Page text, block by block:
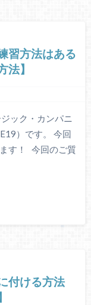
習方法はある
】
ック・カンパニ
）です。 今回
す！ 今回のご質
付ける方法